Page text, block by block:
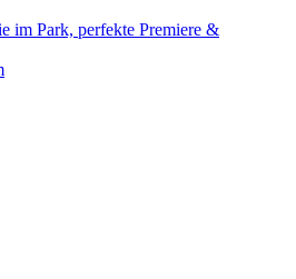
im Park, perfekte Premiere &